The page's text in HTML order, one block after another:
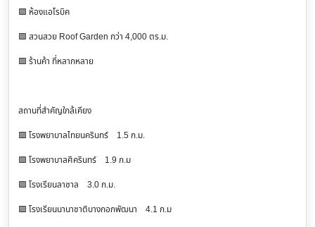
🟪 ห้องแอโรบิค
🟪 สวนสวย Roof Garden กว่า 4,000 ตร.ม.
🟪 ร้านค้า ที่หลากหลาย
สถานที่สำคัญใกล้เคียง
🟪 โรงพยาบาลไทยนครินทร์ 1.5 ก.ม.
🟪 โรงพยาบาลศิครินทร์ 1.9 ก.ม
🟪 โรงเรียนลาซาล 3.0 ก.ม.
🟪 โรงเรียนนานาชาติบางกอกพัฒนา 4.1 ก.ม